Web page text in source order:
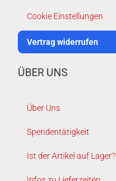
Cookie Einstellungen
Vertrag widerrufen
ÜBER UNS
Über Uns
Spendentätigkeit
Ist der Artikel auf Lager?